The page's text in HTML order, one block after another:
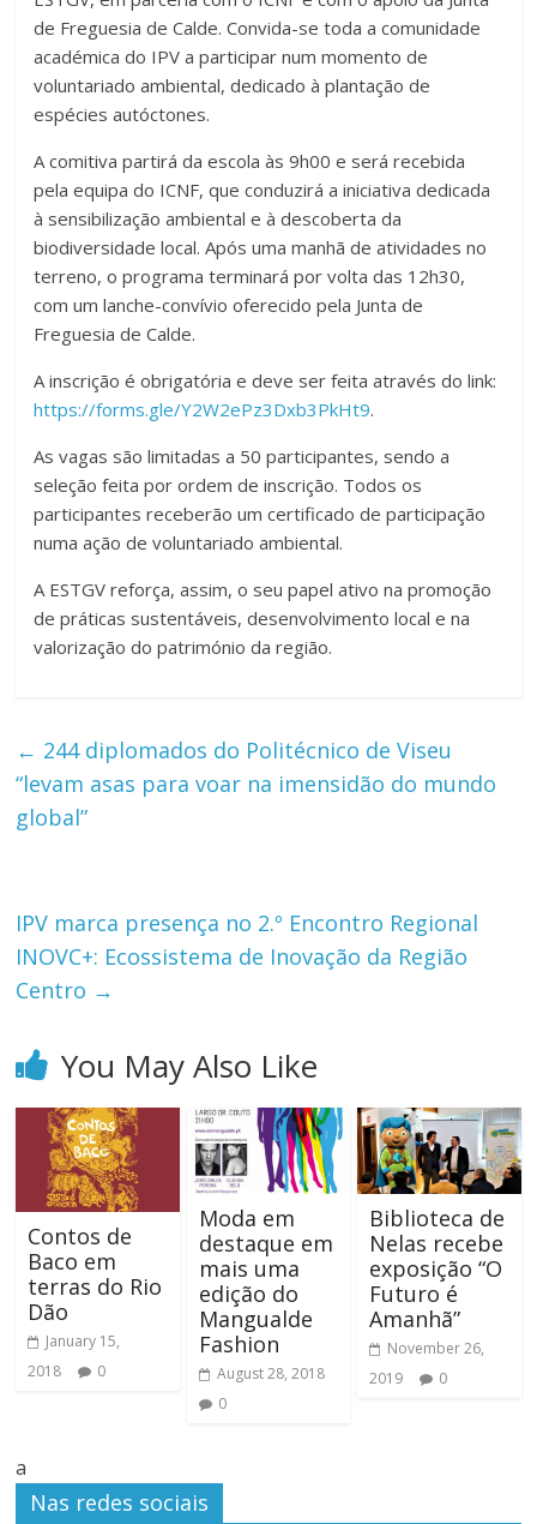
de Freguesia de Calde. Convida-se toda a comunidade
académica do IPV a participar num momento de
voluntariado ambiental, dedicado à plantação de
espécies autóctones.
A comitiva partirá da escola às 9h00 e será recebida
pela equipa do ICNF, que conduzirá a iniciativa dedicada
à sensibilização ambiental e à descoberta da
biodiversidade local. Após uma manhã de atividades no
terreno, o programa terminará por volta das 12h30,
com um lanche-convívio oferecido pela Junta de
Freguesia de Calde.
A inscrição é obrigatória e deve ser feita através do link:
https://forms.gle/Y2W2ePz3Dxb3PkHt9.
As vagas são limitadas a 50 participantes, sendo a
seleção feita por ordem de inscrição. Todos os
participantes receberão um certificado de participação
numa ação de voluntariado ambiental.
A ESTGV reforça, assim, o seu papel ativo na promoção
de práticas sustentáveis, desenvolvimento local e na
valorização do património da região.
← 244 diplomados do Politécnico de Viseu
“levam asas para voar na imensidão do mundo
global”
IPV marca presença no 2.º Encontro Regional
INOVC+: Ecossistema de Inovação da Região
Centro →
You May Also Like
Contos de
Baco em
terras do Rio
Dão
January 15,
2018
0
Moda em
destaque em
mais uma
edição do
Mangualde
Fashion
August 28, 2018
0
Biblioteca de
Nelas recebe
exposição “O
Futuro é
Amanhã”
November 26,
2019
0
a
Nas redes sociais